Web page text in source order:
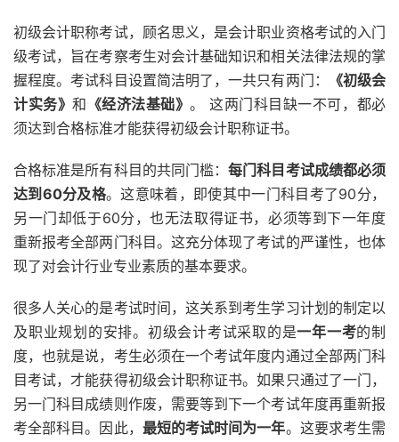
初级会计职称考试，顾名思义，是会计职业资格考试的入门
级考试，旨在考察考生对会计基础知识和相关法律法规的掌
握程度。考试科目设置简洁明了，一共只有两门：
《初级会
计实务》和 《经济法基础》。 这两门科目缺一不可，都必
须达到合格标准才能获得初级会计职称证书。
合格标准是所有科目的共同门槛：每门科目考试成绩都必须
达到60分及格。这意味着，即使其中一门科目考了90分，
另一门却低于60分，也无法取得证书，必须等到下一年度
重新报考全部两门科目。这充分体现了考试的严谨性，也体
现了对会计行业专业素质的基本要求。
很多人关心的是考试时间，这关系到考生学习计划的制定以
及职业规划的安排。初级会计考试采取的是一年一考的制
度，也就是说，考生必须在一个考试年度内通过全部两门科
目考试，才能获得初级会计职称证书。如果只通过了一门，
另一门科目成绩则作废，需要等到下一个考试年度再重新报
考全部科目。因此， 最短的考试时间为一年。这要求考生需